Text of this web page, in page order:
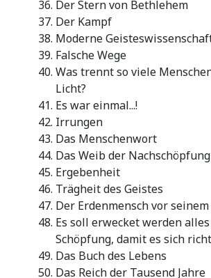
Der Stern von Bethlehem
Der Kampf
Moderne
Falsche Wege
Was trennt so viele
Licht?
Es war einmal...!
Irrungen
Das Menschenwort
Das Weib der Nachschöpfung
Ergebenheit
Trägheit des Geistes
Der Erdenmensch vor
Es soll erwecket werden
Schöpfung, damit es sich
Das Buch des Lebens
Das Reich der Tausend Jahre